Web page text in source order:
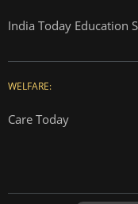
India Today Education
WELFARE:
Care Today